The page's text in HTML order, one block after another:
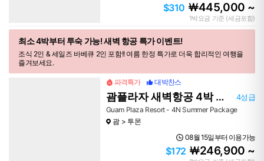
$310 ￦445,000 ~
1박요금 기준 (세금포함)
최소 4박부터 투숙 가능! 새벽 항공 특가 이벤트!
조식 2인 & 세일즈 바베큐 2인 포함!! 여름 한정 특가로 더욱 합리적인 여행을
즐겨보세요.
파격특가 대박찬스
괌플라자 새벽항공 4박 특가 (조식+세일즈 BBQ 2인 포함) 4성급
Guam Plaza Resort - 4N Summer Package
괌
투몬
08월 15일부터 이용가능
$172 ￦246,900 ~